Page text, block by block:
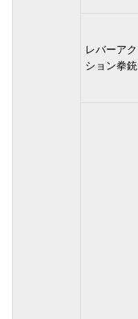
レバーアク
ション拳銃